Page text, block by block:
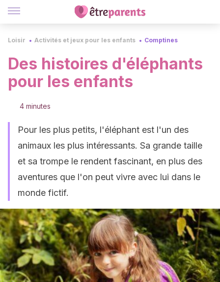
Loisir Activités et jeux pour les enfants Comptines
Des histoires d'éléphants
pour les enfants
4 minutes
Pour les plus petits, l'éléphant est l'un des
animaux les plus intéressants. Sa grande taille
et sa trompe le rendent fascinant, en plus des
aventures que l'on peut vivre avec lui dans le
monde fictif.